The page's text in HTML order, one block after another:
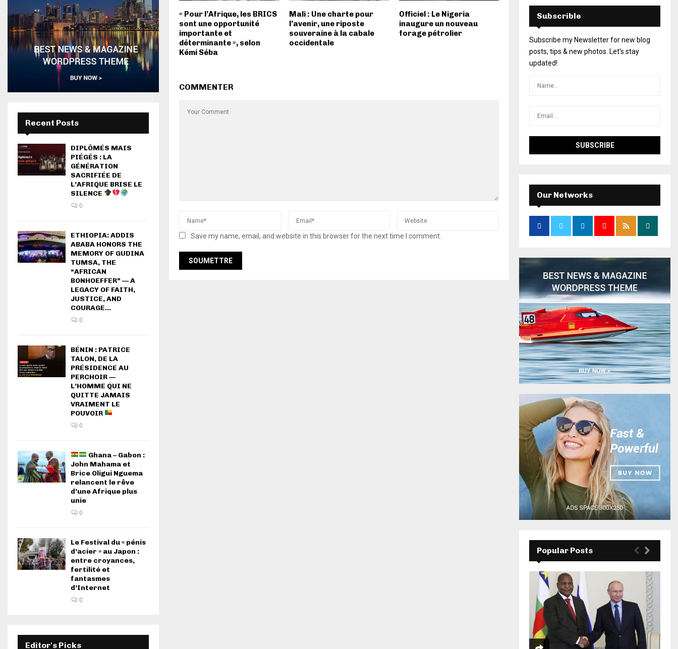
« Pour l’Afrique, les BRICS
sont une opportunité
importante et
déterminante », selon
Kémi Séba
Mali : Une charte pour
l’avenir, une riposte
souveraine à la cabale
occidentale
Officiel : Le Nigeria
inaugure un nouveau
forage pétrolier
COMMENTER
Save my name, email, and website in this browser for the next time I comment.
Recent Posts
DIPLÔMÉS MAIS
PIÉGÉS : LA
GÉNÉRATION
SACRIFIÉE DE
L’AFRIQUE BRISE LE
SILENCE
0
ETHIOPIA: ADDIS
ABABA HONORS THE
MEMORY OF GUDINA
TUMSA, THE
“AFRICAN
BONHOEFFER” — A
LEGACY OF FAITH,
JUSTICE, AND
COURAGE...
0
BÉNIN : PATRICE
TALON, DE LA
PRÉSIDENCE AU
PERCHOIR —
L’HOMME QUI NE
QUITTE JAMAIS
VRAIMENT LE
POUVOIR
0
Ghana – Gabon :
John Mahama et
Brice Oligui Nguema
relancent le rêve
d’une Afrique plus
unie
0
Le Festival du « pénis
d’acier » au Japon :
entre croyances,
fertilité et
fantasmes
d’Internet
0
Editor's Picks
Subscrible
Subscribe my Newsletter for new blog
posts, tips & new photos. Let's stay
updated!
Our Networks
Popular Posts